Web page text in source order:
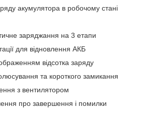
акумулятора в робочому стані
заряджання на 3 етапи
для відновлення АКБ
відсотка заряду
та короткого замикання
з вентилятором
про завершення і помилки